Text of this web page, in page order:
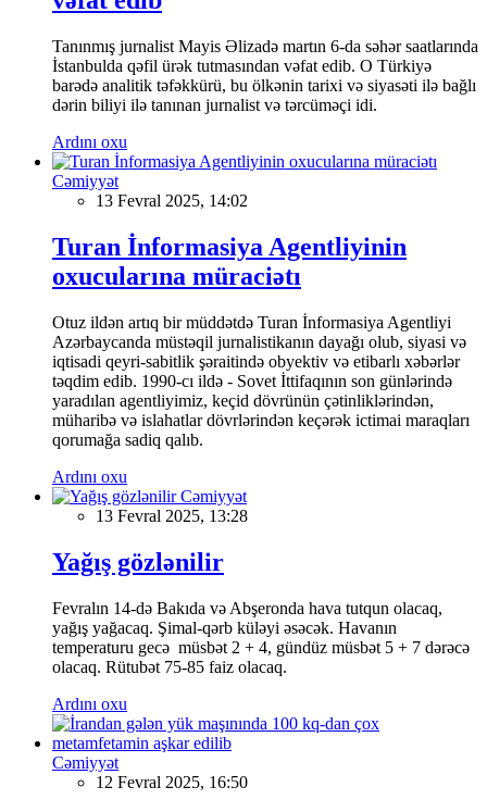
Tanınmış jurnalist Mayis Əlizadə martın 6-da səhər saatlarında
İstanbulda qəfil ürək tutmasından vəfat edib. O Türkiyə
barədə analitik təfəkkürü, bu ölkənin tarixi və siyasəti ilə bağlı
dərin biliyi ilə tanınan jurnalist və tərcüməçi idi.
Ardını oxu
Cəmiyyət
13 Fevral 2025, 14:02
Turan İnformasiya Agentliyinin
oxucularına müraciətı
Otuz ildən artıq bir müddətdə Turan İnformasiya Agentliyi
Azərbaycanda müstəqil jurnalistikanın dayağı olub, siyasi və
iqtisadi qeyri-sabitlik şəraitində obyektiv və etibarlı xəbərlər
təqdim edib. 1990-cı ildə - Sovet İttifaqının son günlərində
yaradılan agentliyimiz, keçid dövrünün çətinliklərindən,
müharibə və islahatlar dövrlərindən keçərək ictimai maraqları
qorumağa sadiq qalıb.
Ardını oxu
Cəmiyyət
13 Fevral 2025, 13:28
Yağış gözlənilir
Fevralın 14-də Bakıda və Abşeronda hava tutqun olacaq,
yağış yağacaq. Şimal-qərb küləyi əsəcək. Havanın
temperaturu gecə müsbət 2 + 4, gündüz müsbət 5 + 7 dərəcə
olacaq. Rütubət 75-85 faiz olacaq.
Ardını oxu
Cəmiyyət
12 Fevral 2025, 16:50